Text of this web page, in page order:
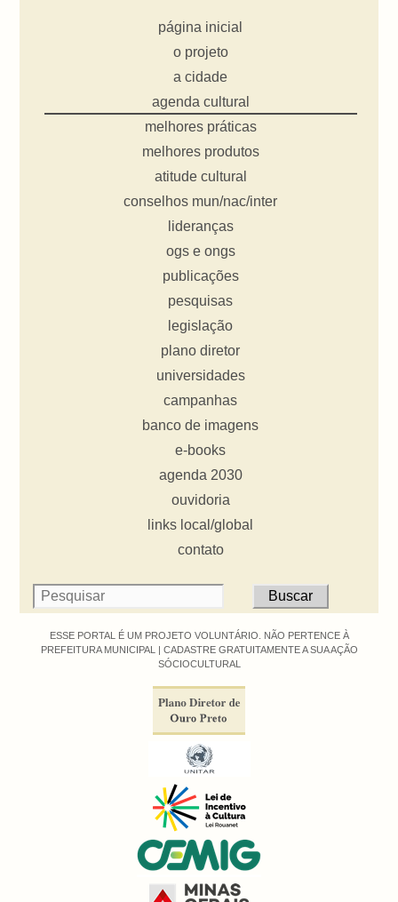
página inicial
o projeto
a cidade
agenda cultural
melhores práticas
melhores produtos
atitude cultural
conselhos mun/nac/inter
lideranças
ogs e ongs
publicações
pesquisas
legislação
plano diretor
universidades
campanhas
banco de imagens
e-books
agenda 2030
ouvidoria
links local/global
contato
ESSE PORTAL É UM PROJETO VOLUNTÁRIO. NÃO PERTENCE À
PREFEITURA MUNICIPAL | CADASTRE GRATUITAMENTE A SUA AÇÃO
SÓCIOCULTURAL